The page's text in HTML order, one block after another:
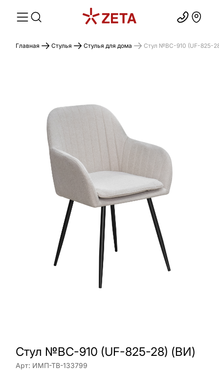
Главная Стулья Стулья для дома Стул №BC-910 (UF-825-
Стул №BC-910 (UF-825-28) (ВИ)
Арт: ИМП-ТВ-133799